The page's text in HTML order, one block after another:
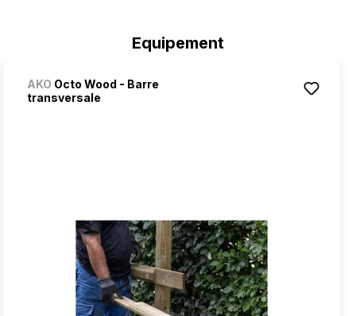
Equipement
AKO Octo Wood - Barre
transversale